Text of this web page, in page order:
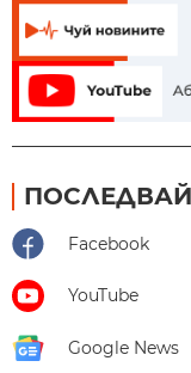
Facebook
YouTube
Google News